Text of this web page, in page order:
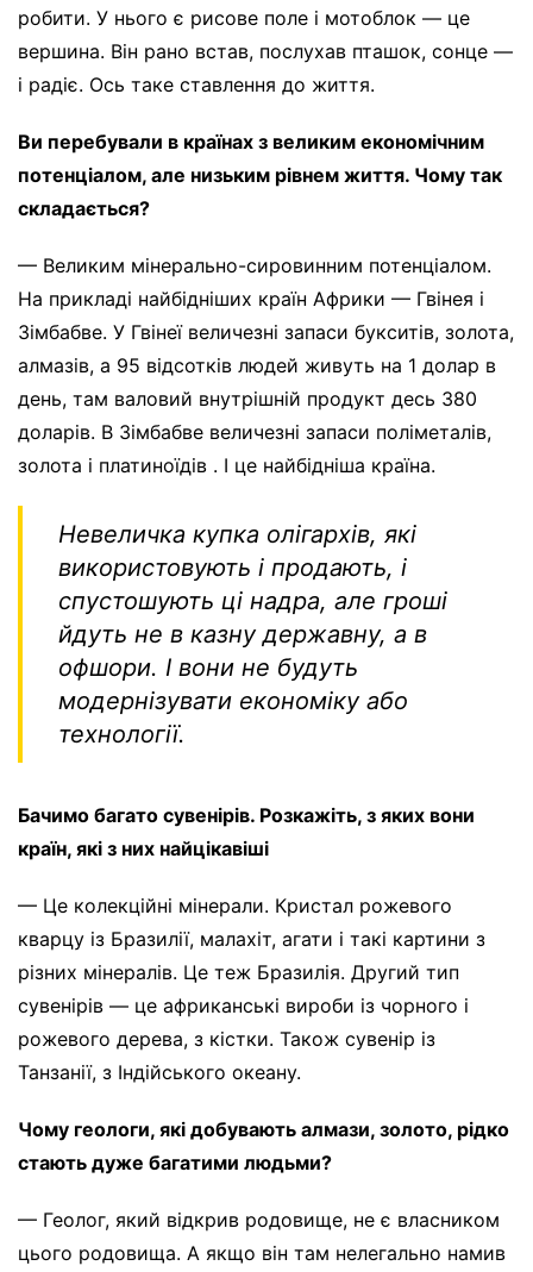
робити. У нього є рисове поле і мотоблок — це
вершина. Він рано встав, послухав пташок, сонце —
і радіє. Ось таке ставлення до життя.
Ви перебували в країнах з великим економічним
потенціалом, але низьким рівнем життя. Чому так
складається?
— Великим мінерально-сировинним потенціалом.
На прикладі найбідніших країн Африки — Гвінея і
Зімбабве. У Гвінеї величезні запаси букситів, золота,
алмазів, а 95 відсотків людей живуть на 1 долар в
день, там валовий внутрішній продукт десь 380
доларів. В Зімбабве величезні запаси поліметалів,
золота і платиноїдів . І це найбідніша країна.
Невеличка купка олігархів, які
використовують і продають, і
спустошують ці надра, але гроші
йдуть не в казну державну, а в
офшори. І вони не будуть
модернізувати економіку або
технології.
Бачимо багато сувенірів. Розкажіть, з яких вони
країн, які з них найцікавіші
— Це колекційні мінерали. Кристал рожевого
кварцу із Бразилії, малахіт, агати і такі картини з
різних мінералів. Це теж Бразилія. Другий тип
сувенірів — це африканські вироби із чорного і
рожевого дерева, з кістки. Також сувенір із
Танзанії, з Індійського океану.
Чому геологи, які добувають алмази, золото, рідко
стають дуже багатими людьми?
— Геолог, який відкрив родовище, не є власником
цього родовища. А якщо він там нелегально намив